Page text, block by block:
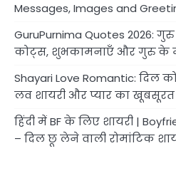
Messages, Images and
GuruPurnima Quotes 2026:
कोट्स, शुभकामनाएँ और गुरु के
Shayari Love Romantic: दिल
लव शायरी और प्यार का
हिंदी में BF के लिए शायरी |
– दिल छू लेने वाली रोमांटिक